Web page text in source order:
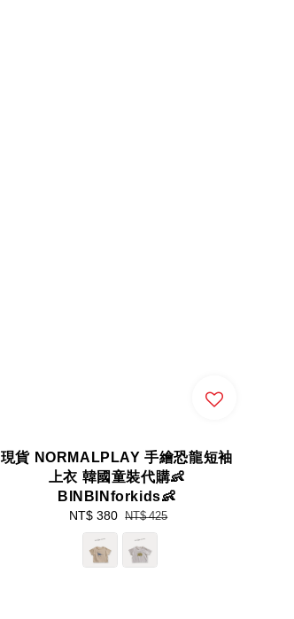
現貨 NORMALPLAY 手繪恐龍短袖
上衣 韓國童裝代購👶
BINBINforkids👶
Sale
price
NT$ 380 Regular
price
NT$ 425